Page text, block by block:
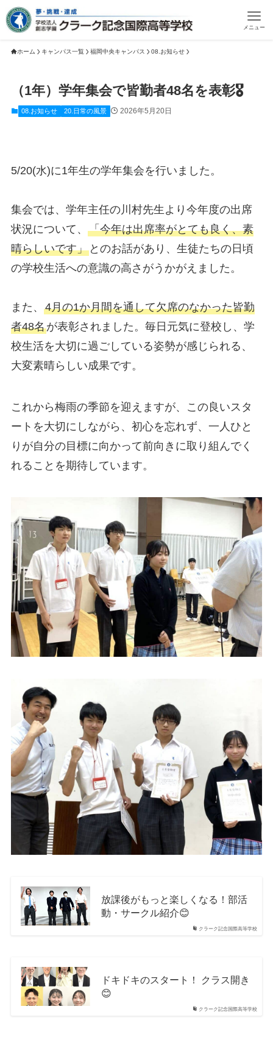
メニュー
ホーム キャンパス一覧 福岡中央キャンパス 08.お知らせ
（1年）学年集会で皆勤者48名を表彰🎖️
08.お知らせ 20.日常の風景 2026年5月20日
5/20(水)に1年生の学年集会を行いました。
集会では、学年主任の川村先生より今年度の出席
状況について、 「今年は出席率がとても良く、素
晴らしいです」とのお話があり、生徒たちの日頃
の学校生活への意識の高さがうかがえました。
また、 4月の1か月間を通して欠席のなかった皆勤
者48名が表彰されました。毎日元気に登校し、学
校生活を大切に過ごしている姿勢が感じられる、
大変素晴らしい成果です。
これから梅雨の季節を迎えますが、この良いスタ
ートを大切にしながら、初心を忘れず、一人ひと
りが自分の目標に向かって前向きに取り組んでく
れることを期待しています。
クラーク記念国際高等学校
放課後がもっと楽しくなる！部活
動・サークル紹介😊
クラーク記念国際高等学校
ドキドキのスタート！ クラス開き
😊